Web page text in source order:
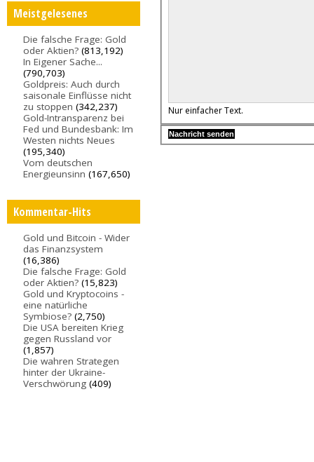
Meistgelesenes
Die falsche Frage: Gold
oder Aktien? (813,192)
In Eigener Sache...
(790,703)
Goldpreis: Auch durch
saisonale Einflüsse nicht
zu stoppen (342,237)
Gold-Intransparenz bei
Fed und Bundesbank: Im
Westen nichts Neues
(195,340)
Vom deutschen
Energieunsinn (167,650)
Kommentar-Hits
Gold und Bitcoin - Wider
das Finanzsystem
(16,386)
Die falsche Frage: Gold
oder Aktien? (15,823)
Gold und Kryptocoins -
eine natürliche
Symbiose? (2,750)
Die USA bereiten Krieg
gegen Russland vor
(1,857)
Die wahren Strategen
hinter der Ukraine-
Verschwörung (409)
Nur einfacher Text.